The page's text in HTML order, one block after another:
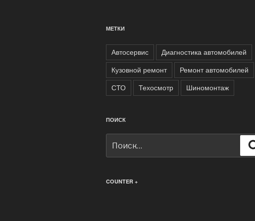
МЕТКИ
Автосервис
Диагностика автомобилей
Кузовной ремонт
Ремонт автомобилей
СТО
Техосмотр Шиномонтаж
ПОИСК
COUNTER +